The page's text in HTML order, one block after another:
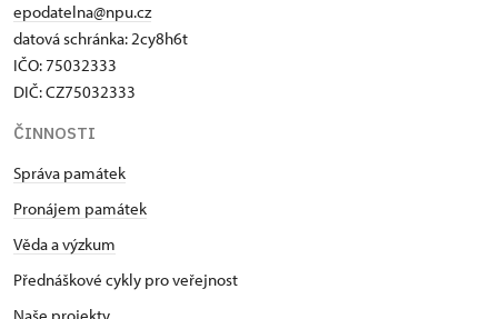
epodatelna@npu.cz
datová schránka: 2cy8h6t​
IČO: 75032333
DIČ: CZ75032333
ČINNOSTI
Správa památek
Pronájem památek
Věda a výzkum
Přednáškové cykly pro veřejnost